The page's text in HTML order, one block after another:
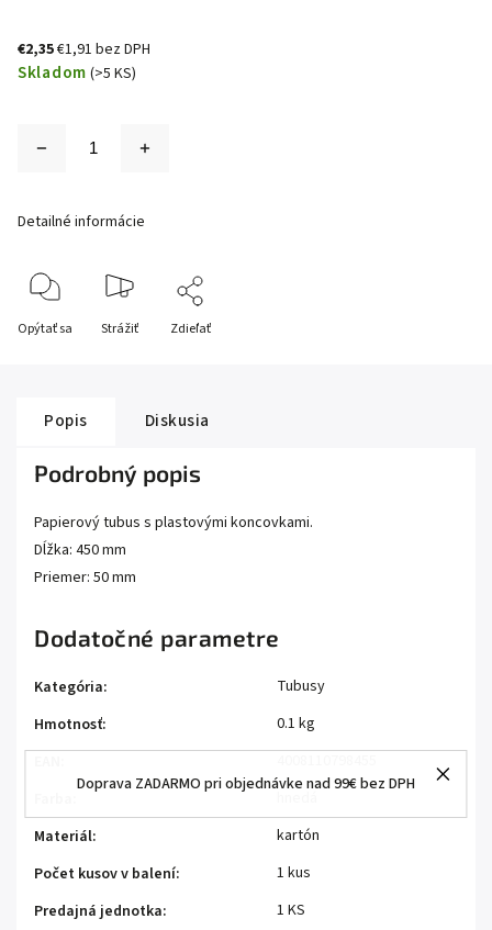
Doprava ZADARMO pri objednávke nad 99€ bez DPH
€2,35€1,91 bez DPH
Skladom (>5 KS)
Detailné informácie
Opýtať sa Strážiť Zdieľať
Popis Diskusia
Podrobný popis
Papierový tubus s plastovými koncovkami.
Dĺžka: 450 mm
Priemer: 50 mm
Dodatočné parametre
Kategória:
Tubusy
Hmotnosť:
0.1 kg
Materiál:
kartón
Počet kusov v balení:
1 kus
Predajná jednotka:
1 KS